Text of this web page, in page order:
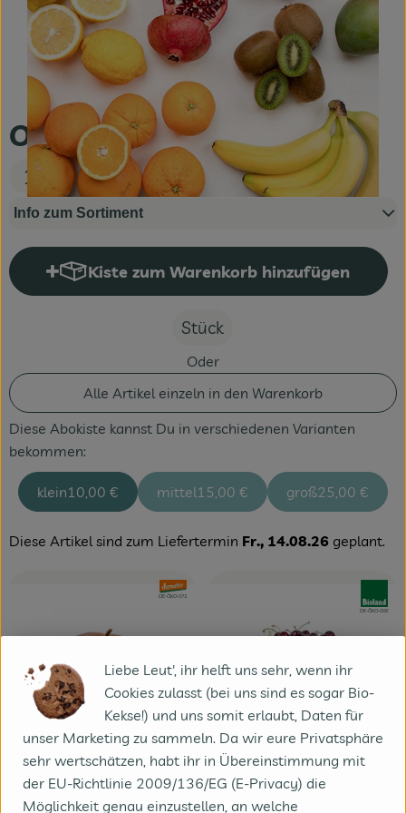
Fleisch & Fisch
Bäckerei
Vorratskammer
Süßes & Salziges
Getränke
Drogerie
Obst klein
10,00 €
Info zum Sortiment
Kiste zum Warenkorb hinzufügen
Kiste zum Warenkorb
Stück
Oder
Alle Artikel einzeln in den Warenkorb
Diese Abokiste kannst Du in verschiedenen Varianten
bekommen:
klein10,00 € mittel15,00 € groß25,00 €
Diese Artikel sind zum Liefertermin Fr., 14.08.26 geplant.
0.3 kgeingeplant
, Verband:
, Kontrollstelle:
DE-ÖKO-072
, Preis:
21,99 € / kg
0.15 kgeingeplant
, Kontrollstelle:
DE-ÖKO-006
Liebe Leut', ihr helft uns sehr, wenn ihr
Cookies zulasst (bei uns sind es sogar Bio-
Kekse!) und uns somit erlaubt, Daten für
unser Marketing zu sammeln. Da wir eure Privatsphäre
sehr wertschätzen, habt ihr in Übereinstimmung mit
der EU-Richtlinie 2009/136/EG (E-Privacy) die
Möglichkeit genau einzustellen, an welche